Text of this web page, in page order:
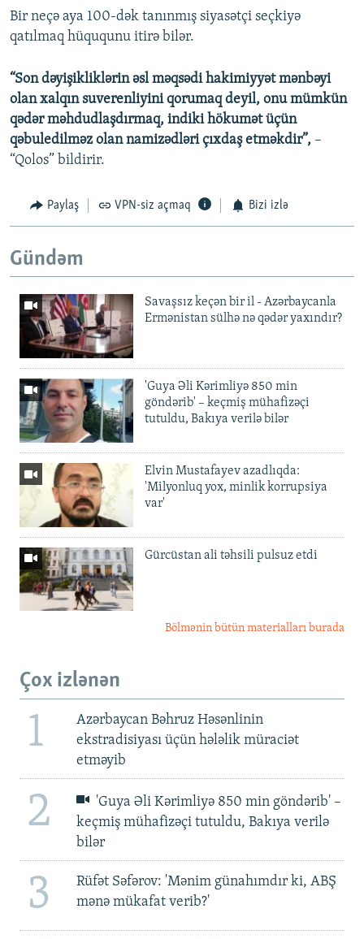
Bir neçə aya 100-dək tanınmış siyasətçi seçkiyə
qatılmaq hüququnu itirə bilər.
“Son dəyişikliklərin əsl məqsədi hakimiyyət mənbəyi
olan xalqın suverenliyini qorumaq deyil, onu mümkün
qədər məhdudlaşdırmaq, indiki hökumət üçün
qəbuledilməz olan namizədləri çıxdaş etməkdir”, –
“Qolos” bildirir.
Paylaş VPN-siz açmaq Bizi izlə
Gündəm
Savaşsız keçən bir il - Azərbaycanla
Ermənistan sülhə nə qədər yaxındır?
'Guya Əli Kərimliyə 850 min
göndərib' – keçmiş mühafizəçi
tutuldu, Bakıya verilə bilər
Elvin Mustafayev azadlıqda:
'Milyonluq yox, minlik korrupsiya
var'
Gürcüstan ali təhsili pulsuz etdi
Bölmənin bütün materialları burada
Çox izlənən
1
Azərbaycan Bəhruz Həsənlinin
ekstradisiyası üçün hələlik müraciət
etməyib
2
'Guya Əli Kərimliyə 850 min göndərib' –
keçmiş mühafizəçi tutuldu, Bakıya verilə
bilər
3
Rüfət Səfərov: 'Mənim günahımdır ki, ABŞ
mənə mükafat verib?'